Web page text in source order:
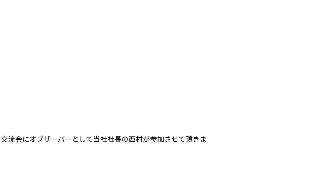
流会にオブザーバーとして当社社長の西村が参加させて頂きま